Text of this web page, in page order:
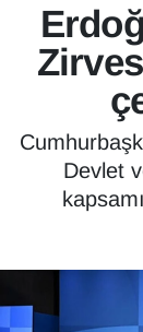
Devlet
Biyografi
Bölge
ÇEVRE
Deprem
Van
Süper
Tüm
Son